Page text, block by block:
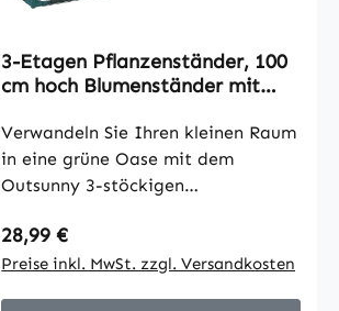
3-Etagen Pflanzenständer, 100
cm hoch Blumenständer mit
Dunkelgrün
Verwandeln Sie Ihren kleinen Raum
in eine grüne Oase mit dem
Outsunny 3-stöckigen
vertikalen Raum maximal
auszunutzen, ist dieses
Regulärer Preis:
28,99 €
Preise inkl. MwSt. zzgl. Versandkosten